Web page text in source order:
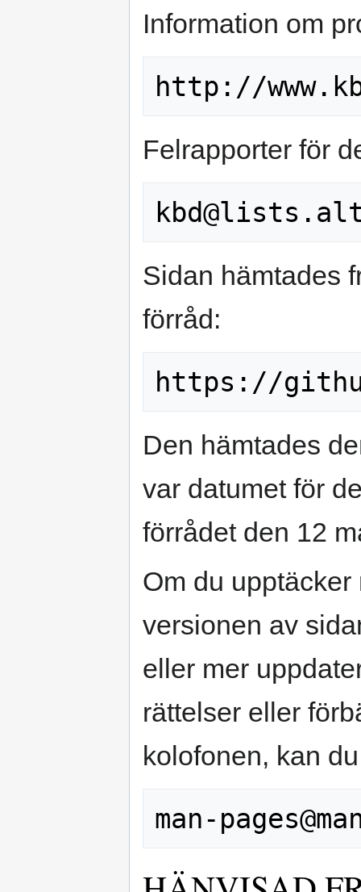
Information om
Felrapporter för
Sidan hämtades
förråd:
Den hämtades
var datumet för
förrådet den 12
Om du
versionen av
eller mer
rättelser eller
kolofonen, kan